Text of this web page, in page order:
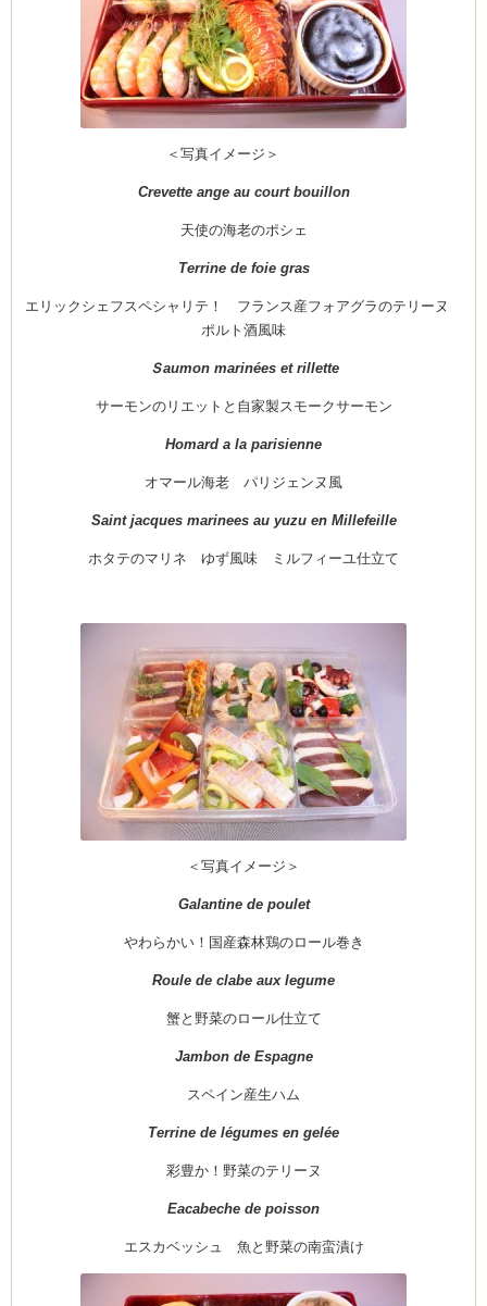
＜写真イメージ＞
Crevette ange au court bouillon
天使の海老のポシェ
Terrine de foie gras
エリックシェフスペシャリテ！ フランス産フォアグラのテリーヌ
ポルト酒風味
Ｓaumon marinées et rillette
サーモンのリエットと自家製スモークサーモン
Homard a la parisienne
オマール海老 パリジェンヌ風
Saint jacques marinees au yuzu en Millefeille
ホタテのマリネ ゆず風味 ミルフィーユ仕立て
＜写真イメージ＞
Galantine de poulet
やわらかい！国産森林鶏のロール巻き
Roule de clabe aux legume
蟹と野菜のロール仕立て
Jambon de Espagne
スペイン産生ハム
Terrine de légumes en gelée
彩豊か！野菜のテリーヌ
Eacabeche de poisson
エスカベッシュ 魚と野菜の南蛮漬け